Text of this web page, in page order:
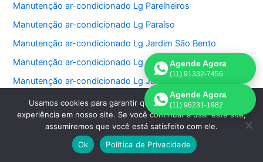
Manutenção ar-condicionado Lg Parelheiros
Manutenção ar-condicionado Lg Paraíso
Manutenção ar-condicionado Lg Jardim São Bento
Manutenção ar-condicionado Lg Jardim Paulistano
Manutenção ar-condicionado Lg Jardim Paulista
Manutenção ar-condicionado Lg Jardim Morumbi
Manutenção ar-condicionado Lg Jardim Fonte do Morumbi
Manutenção ar-condicionado Lg Jardim Europa
Manutenção ar-condicionado Lg Jardim das Perdizes
Agende Agora
(11) 91332-7456
Agende Agora
(11) 96231-1982
Usamos cookies para garantir que oferecemos a melhor
experiência em nosso site. Se você continuar a usar este site,
assumiremos que você está satisfeito com ele.
Ok
Política de Privacidade